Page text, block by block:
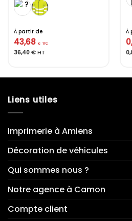
À partir de
43,68 € TTC
36,40€ HT
À
Liens utiles
Imprimerie à Amiens
Décoration de véhicules
Qui sommes nous ?
Notre agence à Camon
Compte client